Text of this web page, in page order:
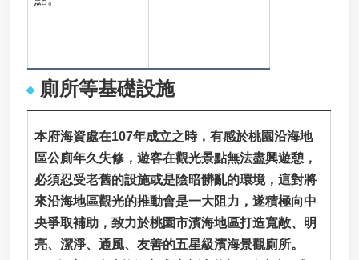
廁所等基礎設施
本府海資處在107年成立之時，有感於桃園沿海地
區公廁年久失修，遊客在觀光景點無法盡興遊憩，
必須忍受老舊的設施或是陰暗髒亂的環境，這對將
來沿海地區觀光的推動會是一大阻力，遂積極向中
央爭取補助，致力於桃園市濱海地區打造寬敞、明
亮、潔淨、通風、友善的五星級濱海景觀廁所。